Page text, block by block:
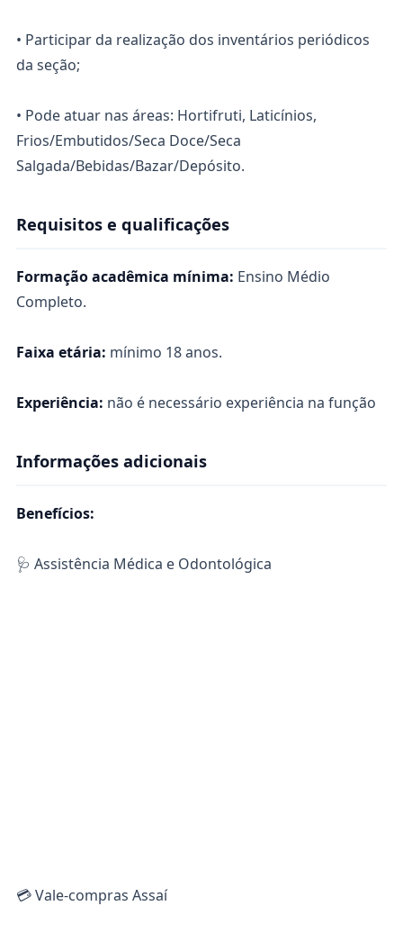
• Participar da realização dos inventários periódicos
da seção;
• Pode atuar nas áreas: Hortifruti, Laticínios,
Frios/Embutidos/Seca Doce/Seca
Salgada/Bebidas/Bazar/Depósito.
Requisitos e qualificações
Formação acadêmica mínima: Ensino Médio
Completo.
Faixa etária: mínimo 18 anos.
Experiência: não é necessário experiência na função
Informações adicionais
Benefícios:
🩺 Assistência Médica e Odontológica
💳 Vale-compras Assaí